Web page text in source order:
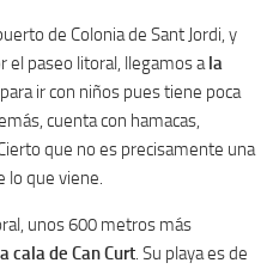
de Colonia de Sant Jordi, y
el paseo litoral, llegamos a la
para ir con niños pues tiene poca
cuenta con hamacas,
que no es precisamente una
lo que viene.
unos 600 metros más
cala de Can Curt . Su playa es de